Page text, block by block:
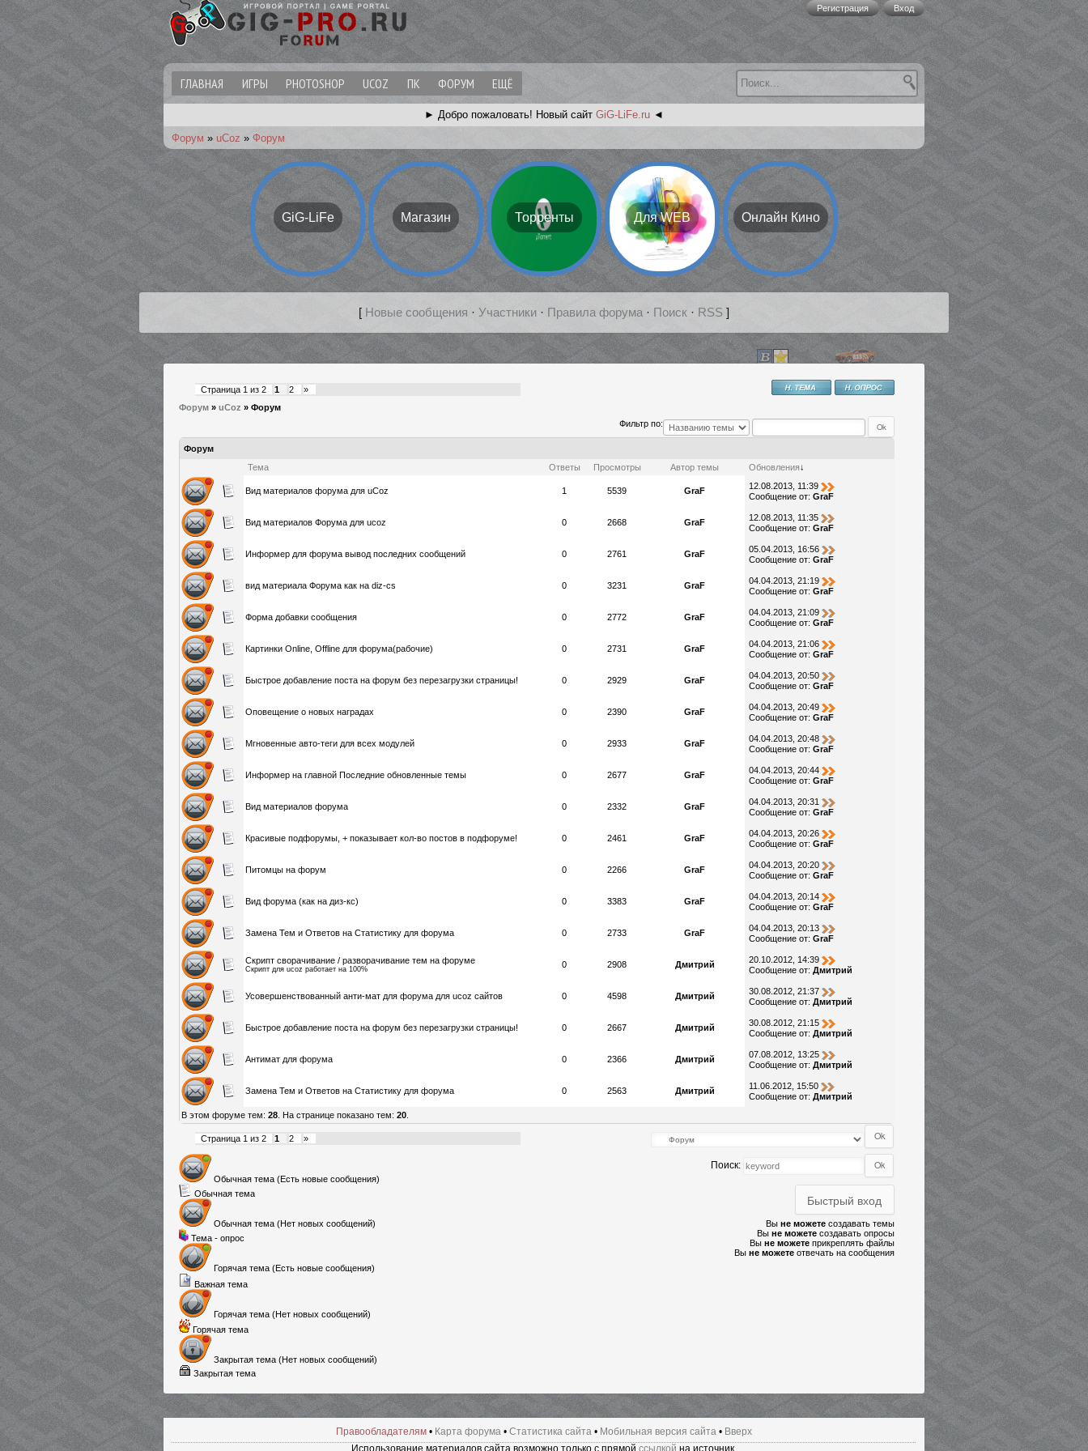
Регистрация Вход
ГЛАВНАЯ ИГРЫ PHOTOSHOP UCOZ ПК ФОРУМ ЕЩЁ
► Добро пожаловать! Новый сайт GiG-LiFe.ru ◄
Форум » uCoz » Форум
GiG-LiFe Магазин Торренты Для WEB Онлайн Кино
[ Новые сообщения · Участники · Правила форума · Поиск · RSS ]
Страница 1 из 2 1 2
»
Форум » uCoz » Форум
Фильтр по:
Форум
Тема
Ответы Просмотры Автор темы Обновления↓
Вид материалов форума для uCoz 1 5539 GraF
12.08.2013, 11:39
Сообщение от: GraF
Вид материалов Форума для ucoz 0 2668 GraF
12.08.2013, 11:35
Сообщение от: GraF
Информер для форума вывод последних сообщений 0 2761 GraF
05.04.2013, 16:56
Сообщение от: GraF
вид материала Форума как на diz-cs 0 3231 GraF
04.04.2013, 21:19
Сообщение от: GraF
Форма добавки сообщения 0 2772 GraF
04.04.2013, 21:09
Сообщение от: GraF
Картинки Online, Offline для форума(рабочие) 0 2731 GraF
04.04.2013, 21:06
Сообщение от: GraF
Быстрое добавление поста на форум без перезагрузки страницы! 0 2929 GraF
04.04.2013, 20:50
Сообщение от: GraF
Оповещение о новых наградах 0 2390 GraF
04.04.2013, 20:49
Сообщение от: GraF
Мгновенные авто-теги для всех модулей 0 2933 GraF
04.04.2013, 20:48
Сообщение от: GraF
Информер на главной Последние обновленные темы 0 2677 GraF
04.04.2013, 20:44
Сообщение от: GraF
Вид материалов форума 0 2332 GraF
04.04.2013, 20:31
Сообщение от: GraF
Красивые подфорумы, + показывает кол-во постов в подфоруме! 0 2461 GraF
04.04.2013, 20:26
Сообщение от: GraF
Питомцы на форум 0 2266 GraF
04.04.2013, 20:20
Сообщение от: GraF
Вид форума (как на диз-кс) 0 3383 GraF
04.04.2013, 20:14
Сообщение от: GraF
Замена Тем и Ответов на Статистику для форума 0 2733 GraF
04.04.2013, 20:13
Сообщение от: GraF
Скрипт сворачивание / разворачивание тем на форуме
Скрипт для ucoz работает на 100% 0 2908 Дмитрий
20.10.2012, 14:39
Сообщение от: Дмитрий
Усовершенствованный анти-мат для форума для ucoz сайтов 0 4598 Дмитрий
30.08.2012, 21:37
Сообщение от: Дмитрий
Быстрое добавление поста на форум без перезагрузки страницы! 0 2667 Дмитрий
30.08.2012, 21:15
Сообщение от: Дмитрий
Антимат для форума 0 2366 Дмитрий
07.08.2012, 13:25
Сообщение от: Дмитрий
Замена Тем и Ответов на Статистику для форума 0 2563 Дмитрий
11.06.2012, 15:50
Сообщение от: Дмитрий
В этом форуме тем: 28. На странице показано тем: 20.
Страница 1 из 2 1 2 »
Обычная тема (Есть новые сообщения)
Обычная тема
Обычная тема (Нет новых сообщений)
Тема - опрос
Горячая тема (Есть новые сообщения)
Важная тема
Горячая тема (Нет новых сообщений)
Горячая тема
Закрытая тема (Нет новых сообщений)
Закрытая тема
Поиск:
Вы не можетесоздавать темы
Вы не можетесоздавать опросы
Вы не можетеприкреплять файлы
Вы не можетеотвечать на сообщения
Правообладателям • Карта форума • Статистика сайта • Мобильная версия сайта • Вверх
Использование материалов сайта возможно только с прямой ссылкой на источник.